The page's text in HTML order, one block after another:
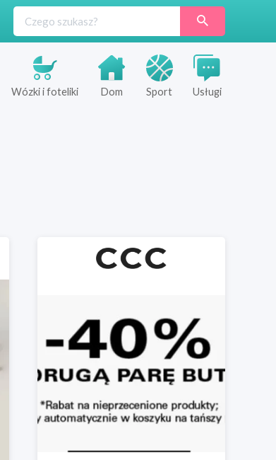
Wózki i foteliki Dom Sport Usługi